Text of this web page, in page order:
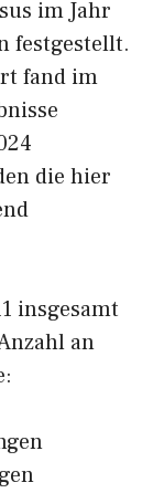
im Jahr
festgestellt.
fand im
die hier
insgesamt
an